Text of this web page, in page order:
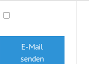
E-Mail
senden